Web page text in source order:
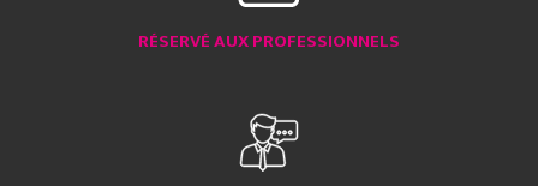
RÉSERVÉ AUX PROFESSIONNELS